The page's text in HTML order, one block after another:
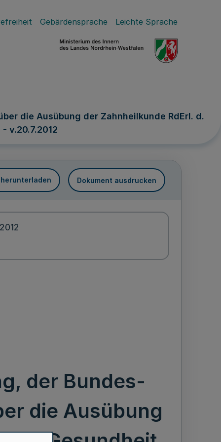
Gebärdensprache Leichte Sprache
die Ausübung der Zahnheilkunde RdErl. d.
v.20.7.2012
herunterladen Dokument ausdrucken
der Bundes-
die Ausübung